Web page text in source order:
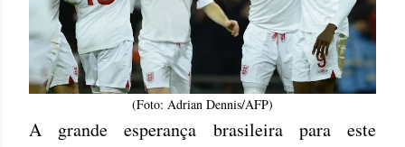
(Foto: Adrian Dennis/AFP)
A grande esperança brasileira para este